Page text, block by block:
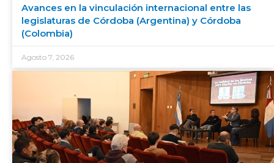
Avances en la vinculación internacional entre las
legislaturas de Córdoba (Argentina) y Córdoba
(Colombia)
Agosto 7, 2026